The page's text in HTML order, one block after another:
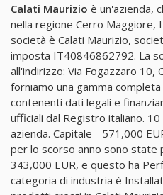
Calati Maurizio è un'azienda,
nella regione Cerro Maggiore,
società è Calati Maurizio,
imposta IT40846862792. La
all'indirizzo: Via Fogazzaro
forniamo una gamma
contenenti dati legali e
ufficiali dal Registro italiano.
azienda. Capitale - 571,000
per lo scorso anno sono state
343,000 EUR, e questo ha
categoria di industria è